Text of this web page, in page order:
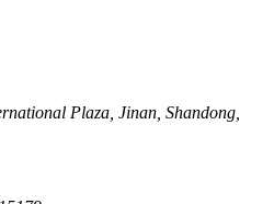
Plaza, Jinan, Shandong,